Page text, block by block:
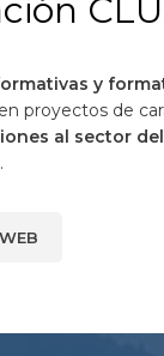
y
proyectos de
al sector